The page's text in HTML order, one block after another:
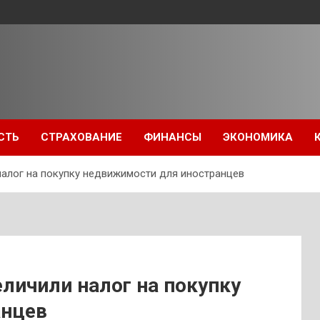
СТРАХОВАНИЕ ФИНАНСЫ ЭКОНОМИКА
на покупку недвижимости для иностранцев
налог на покупку